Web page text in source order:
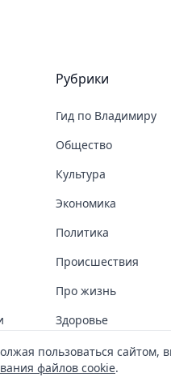
Рубрики
Гид по Владимиру
Общество
Культура
Экономика
Политика
Происшествия
Про жизнь
Здоровье
COVID-19
пользоваться сайтом,
файлов cookie.